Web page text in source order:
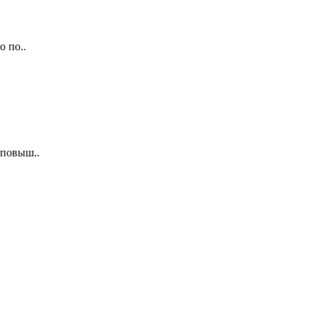
по..
повыш..